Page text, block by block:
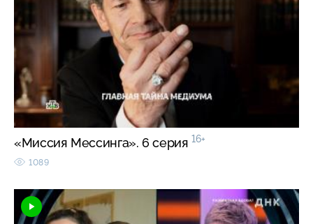
«Миссия Мессинга». 6 серия 16+
1089